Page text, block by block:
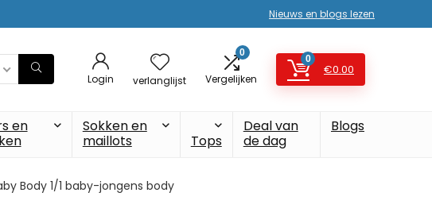
Nieuws en blogs lezen
Login verlanglijst
0
Vergelijken
0
€0.00
en
Sokken en
maillots
Tops
Deal van
de dag
Blogs
Body 1/1 baby-jongens body